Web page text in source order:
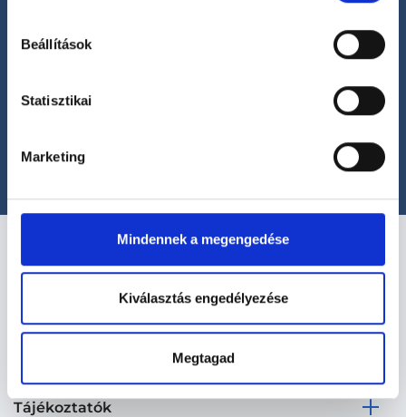
Beállítások
Statisztikai
Marketing
Mindennek a megengedése
Kiválasztás engedélyezése
Megtagad
Tájékoztatók